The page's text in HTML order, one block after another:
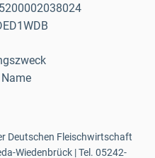
Deutschen Fleischwirtschaft
Wiedenbrück | Tel. 05242-